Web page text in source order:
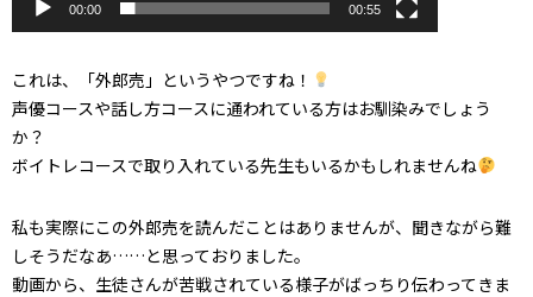
00:00 00:55
これは、「外郎売」というやつですね！
声優コースや話し方コースに通われている方はお馴染みでしょう
か？
ボイトレコースで取り入れている先生もいるかもしれませんね
私も実際にこの外郎売を読んだことはありませんが、聞きながら難
しそうだなあ……と思っておりました。
動画から、生徒さんが苦戦されている様子がばっちり伝わってきま